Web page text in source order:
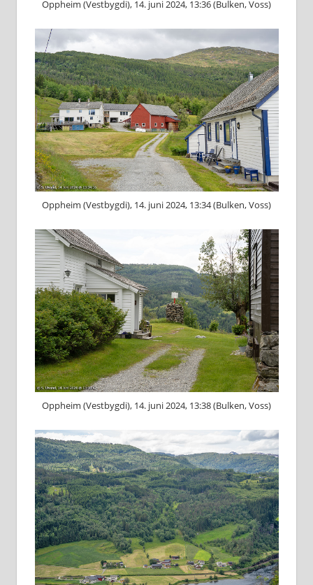
Oppheim (Vestbygdi), 14. juni 2024, 13:36 (Bulken, Voss)
Oppheim (Vestbygdi), 14. juni 2024, 13:34 (Bulken, Voss)
Oppheim (Vestbygdi), 14. juni 2024, 13:38 (Bulken, Voss)